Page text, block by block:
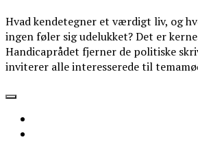
Hvad kendetegner et værdigt liv, og
ingen føler sig udelukket? Det er
Handicaprådet fjerner de politiske
inviterer alle interesserede til